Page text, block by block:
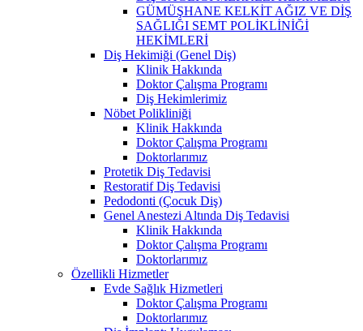
GÜMÜŞHANE KELKİT AĞIZ VE DİŞ
SAĞLIĞI SEMT POLİKLİNİĞİ
HEKİMLERİ
Diş Hekimiği (Genel Diş)
Klinik Hakkında
Doktor Çalışma Programı
Diş Hekimlerimiz
Nöbet Polikliniği
Klinik Hakkında
Doktor Çalışma Programı
Doktorlarımız
Protetik Diş Tedavisi
Restoratif Diş Tedavisi
Pedodonti (Çocuk Diş)
Genel Anestezi Altında Diş Tedavisi
Klinik Hakkında
Doktor Çalışma Programı
Doktorlarımız
Özellikli Hizmetler
Evde Sağlık Hizmetleri
Doktor Çalışma Programı
Doktorlarımız